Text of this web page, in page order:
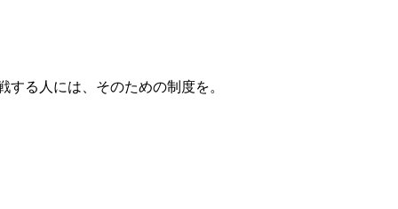
する人には、そのための制度を。